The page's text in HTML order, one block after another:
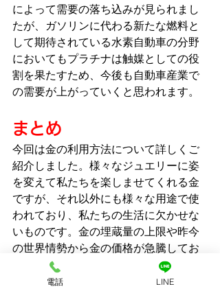
によって需要の落ち込みが見られまし
たが、ガソリンに代わる新たな燃料と
して期待されている水素自動車の分野
においてもプラチナは触媒としての役
割を果たすため、今後も自動車産業で
の需要が上がっていくと思われます。
まとめ
今回は金の利用方法について詳しくご
紹介しました。様々なジュエリーに姿
を変えて私たちを楽しませてくれる金
ですが、それ以外にも様々な用途で使
われており、私たちの生活に欠かせな
いものです。金の埋蔵量の上限や昨今
の世界情勢から金の価格が急騰してお
り、金の再利用などの重要性が上がっ
ているといえるのではないでしょう
電話 LINE